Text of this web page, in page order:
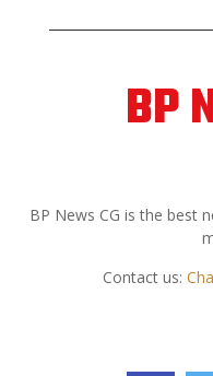
BP
BP News CG is the best
Contact us: